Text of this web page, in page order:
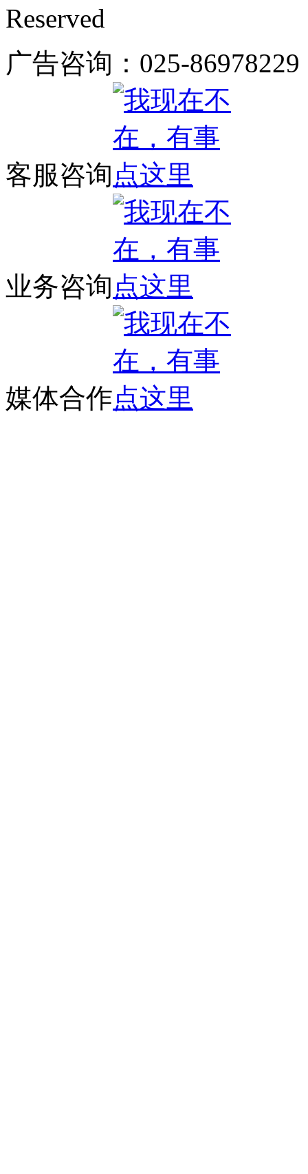
Reserved
广告咨询：025-
客服咨询
业务咨询
媒体合作